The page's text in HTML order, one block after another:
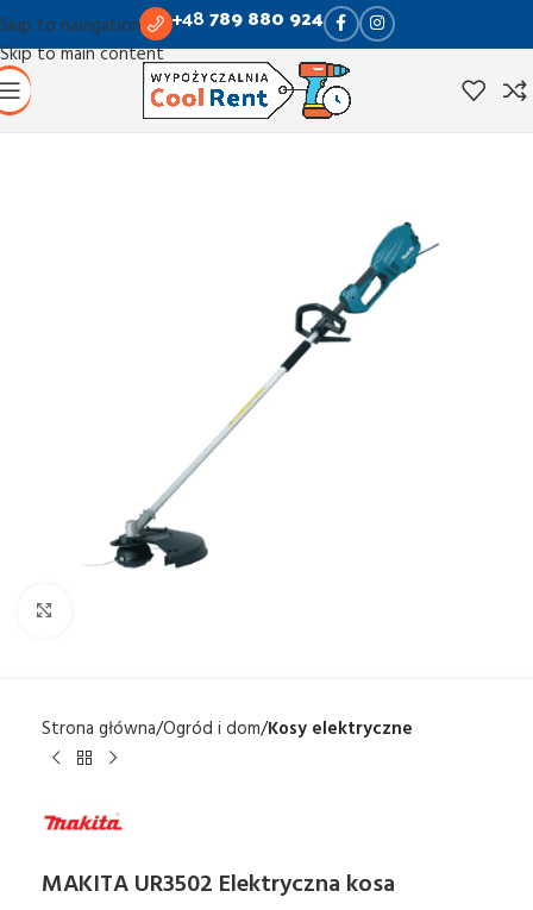
Skip to navigation
Skip to main content
+48789 880 924
Strona główna Ogród i dom Kosy elektryczne
MAKITA UR3502 Elektryczna kosa